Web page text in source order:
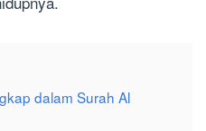
dalam Surah Al